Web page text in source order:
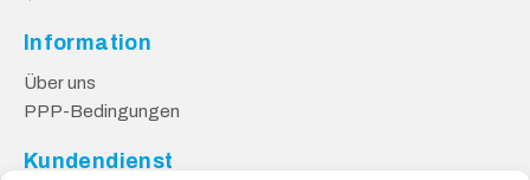
Information
Über uns
PPP-Bedingungen
Kundendienst